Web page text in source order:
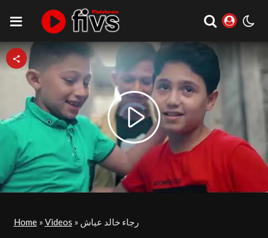
Video
Player
loading.
Play
Video
Home» Videos » رجاء خالد عياش